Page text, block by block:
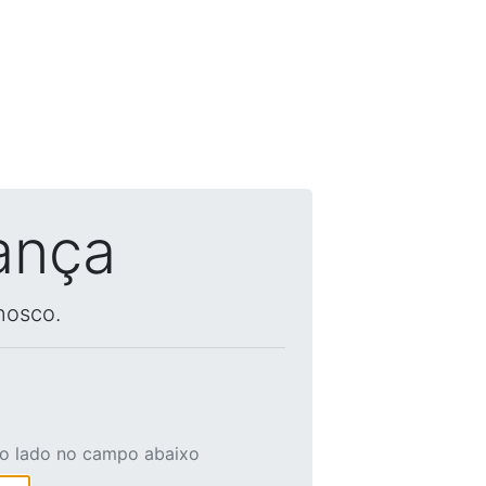
lado no campo abaixo